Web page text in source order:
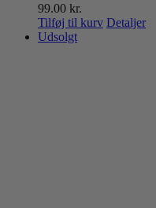
99.00 kr.
Tilføj til kurv Detaljer
Udsolgt